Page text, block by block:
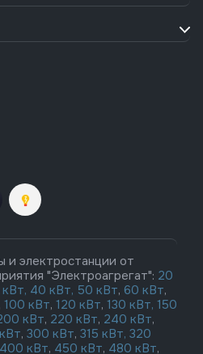
и электростанции от
"Электроагрегат": 20
40 кВт, 50 кВт, 60 кВт,
100 кВт, 120 кВт, 130 кВт, 150
кВт, 220 кВт, 240 кВт,
, 300 кВт, 315 кВт, 320
400 кВт, 450 кВт, 480 кВт,